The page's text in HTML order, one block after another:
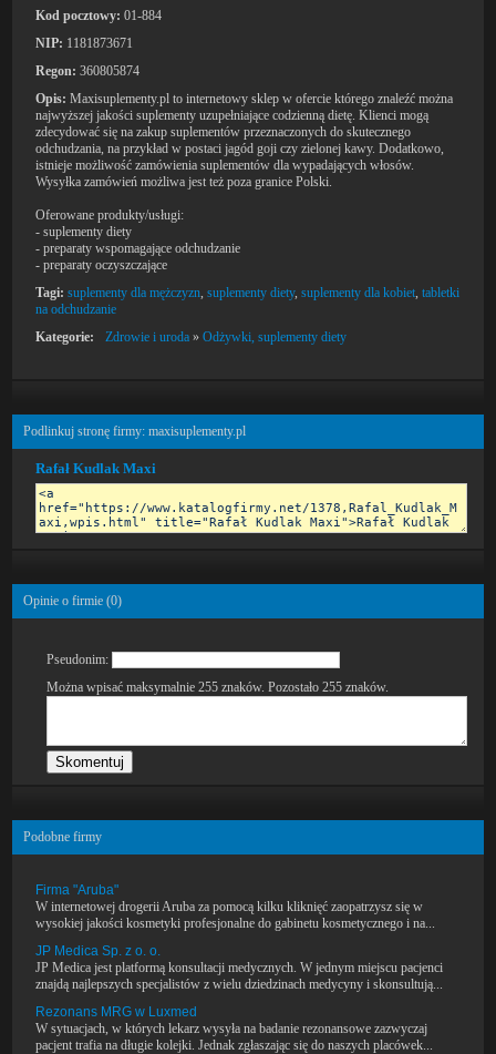
Kod pocztowy: 01-884
NIP: 1181873671
Regon: 360805874
Opis: Maxisuplementy.pl to internetowy sklep w ofercie którego znaleźć można
najwyższej jakości suplementy uzupełniające codzienną dietę. Klienci mogą
zdecydować się na zakup suplementów przeznaczonych do skutecznego
odchudzania, na przykład w postaci jagód goji czy zielonej kawy. Dodatkowo,
istnieje możliwość zamówienia suplementów dla wypadających włosów.
Wysyłka zamówień możliwa jest też poza granice Polski.
Oferowane produkty/usługi:
- suplementy diety
- preparaty wspomagające odchudzanie
- preparaty oczyszczające
Tagi: suplementy dla mężczyzn,suplementy diety,suplementy dla kobiet,tabletki
na odchudzanie
Kategorie:
Zdrowie i uroda »Odżywki, suplementy diety
Podlinkuj stronę firmy: maxisuplementy.pl
Rafał Kudlak Maxi
Opinie o firmie (0)
Pseudonim:
Można wpisać maksymalnie 255 znaków. Pozostało255 znaków.
Podobne firmy
Firma "Aruba"
W internetowej drogerii Aruba za pomocą kilku kliknięć zaopatrzysz się w
wysokiej jakości kosmetyki profesjonalne do gabinetu kosmetycznego i na...
JP Medica Sp. z o. o.
JP Medica jest platformą konsultacji medycznych. W jednym miejscu pacjenci
znajdą najlepszych specjalistów z wielu dziedzinach medycyny i skonsultują...
Rezonans MRG w Luxmed
W sytuacjach, w których lekarz wysyła na badanie rezonansowe zazwyczaj
pacjent trafia na długie kolejki. Jednak zgłaszając się do naszych placówek...